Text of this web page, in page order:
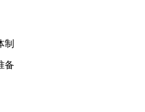
备